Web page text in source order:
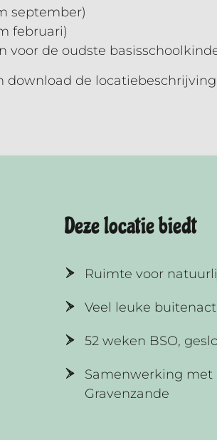
september)
februari)
voor de oudste
de
Deze locatie biedt
Ruimte voor
Veel leuke
52 weken BSO,
Samenwerking met
Gravenzande